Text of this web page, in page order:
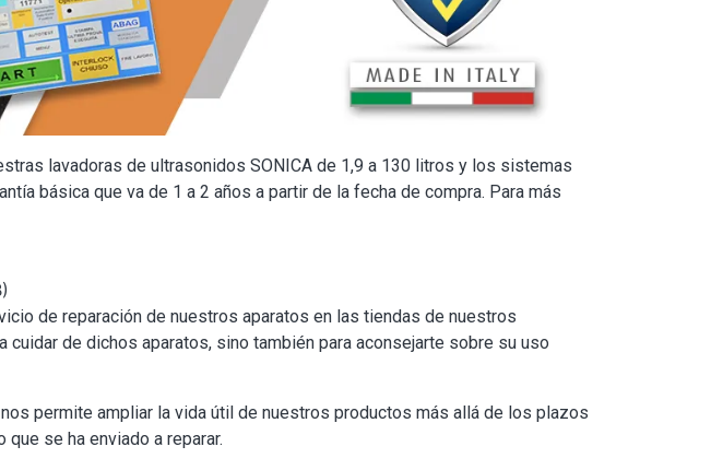
lavadoras de ultrasonidos SONICA de 1,9 a 130 litros y los sistemas
básica que va de 1 a 2 años a partir de la fecha de compra. Para más
de reparación de nuestros aparatos en las tiendas de nuestros
de dichos aparatos, sino también para aconsejarte sobre su uso
permite ampliar la vida útil de nuestros productos más allá de los plazos
se ha enviado a reparar.